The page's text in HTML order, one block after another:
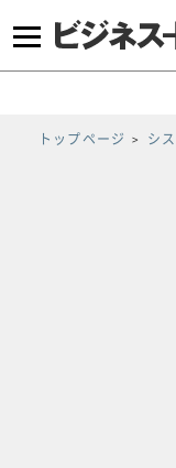
トップページ シ